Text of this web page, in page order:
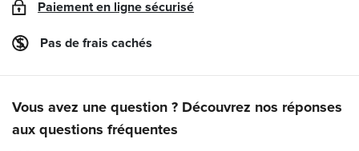
Paiement en ligne sécurisé
Pas de frais cachés
Vous avez une question ? Découvrez nos réponses
aux questions fréquentes